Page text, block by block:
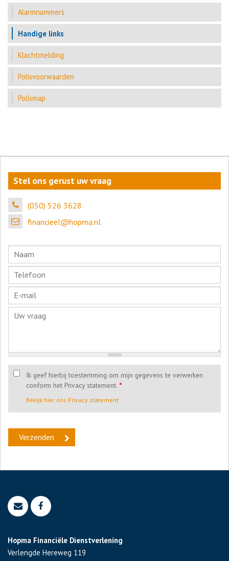
Alarmnummers
Handige links
Klachtmelding
Polisvoorwaarden
Polismap
Stel ons gerust uw vraag
(050) 526 3628
financieel@hopma.nl
Ik geef hierbij toestemming om mijn gegevens te verwerken
conform het Privacy statement. *
Bekijk hier ons Privacy statement
Hopma Financiële Dienstverlening
Verlengde Hereweg 119